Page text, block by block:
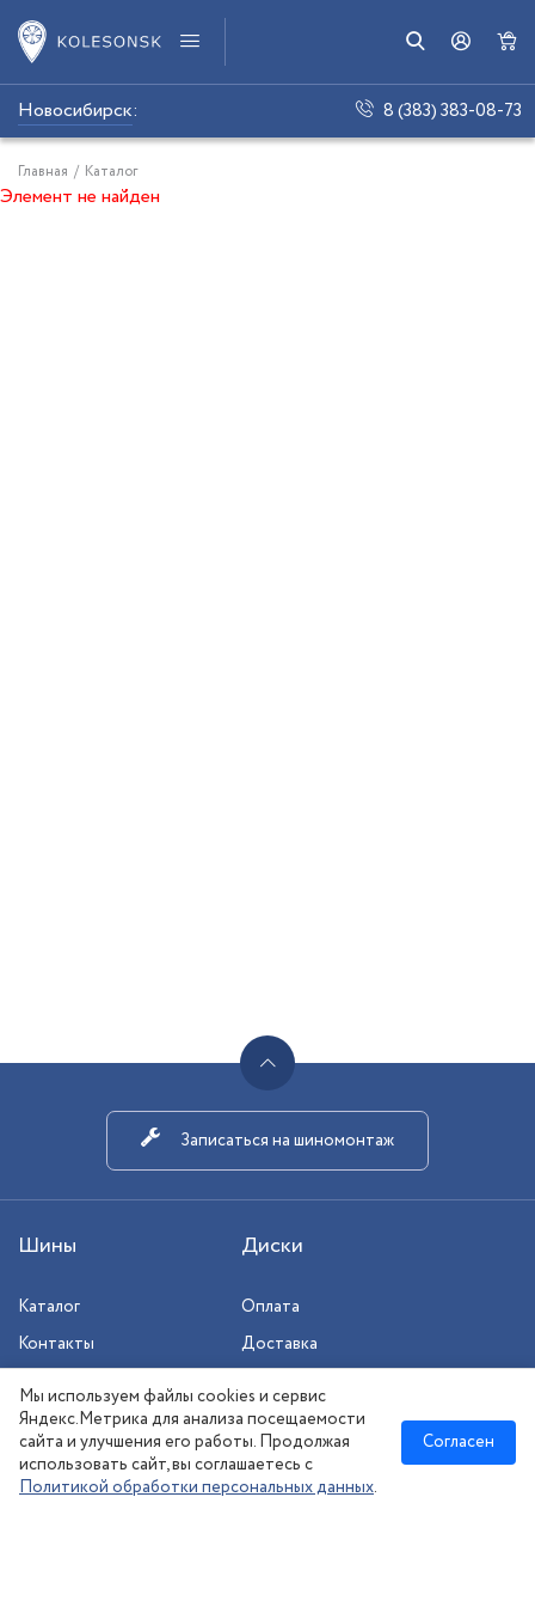
Новосибирск: 8 (383) 383-08-73
Главная / Каталог
Элемент не найден
Шины Диски
Каталог
Контакты
Оплата
Доставка
Сезонное хранение
Записаться на шиномонтаж
Новосибирск:
Мы используем файлы cookies и сервис
Яндекс.Метрика для анализа посещаемости
сайта и улучшения его работы. Продолжая
использовать сайт, вы соглашаетесь с
Политикой обработки персональных данных.
Согласен